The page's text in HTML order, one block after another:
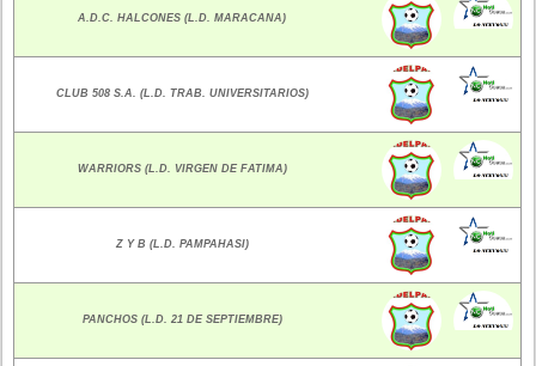
A.D.C. HALCONES (L.D. MARACANA)
CLUB 508 S.A. (L.D. TRAB. UNIVERSITARIOS)
WARRIORS (L.D. VIRGEN DE FATIMA)
Z Y B (L.D. PAMPAHASI)
PANCHOS (L.D. 21 DE SEPTIEMBRE)